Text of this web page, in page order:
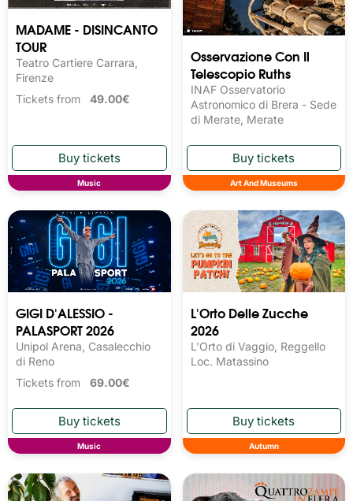
MADAME - DISINCANTO
TOUR
Teatro Cartiere Carrara,
Firenze
Tickets from 49.00€
Music
Osservazione Con Il
Telescopio Ruths
INAF Osservatorio
Astronomico di Brera - Sede
di Merate, Merate
Art And Museums
GIGI D'ALESSIO -
PALASPORT 2026
Unipol Arena, Casalecchio
di Reno
Tickets from 69.00€
Music
L'Orto Delle Zucche
2026
L'Orto di Vaggio, Reggello
Loc. Matassino
Autumn